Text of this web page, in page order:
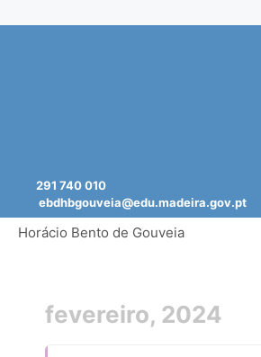
291 740 010
ebdhbgouveia@edu.madeira.gov.pt
Horácio Bento de Gouveia
fevereiro, 2024